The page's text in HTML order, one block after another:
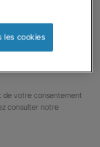
ce formulaire,
de votre consentement
consulter notre
les cookies